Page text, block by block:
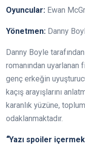
Oyuncular: Ewan
Yönetmen: Danny
Danny Boyle
romanından uyarlanan
genç erkeğin
kaçış arayışlarını
karanlık yüzüne,
odaklanmaktadır.
“Yazı spoiler